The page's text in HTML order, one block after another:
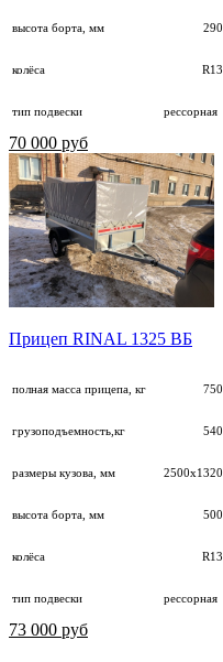
высота борта, мм 290
колёса R13
тип подвески рессорная
70 000 руб
Прицеп RINAL 1325 ВБ
полная масса прицепа, кг 750
грузоподъемность,кг 540
размеры кузова, мм 2500х1320
высота борта, мм 500
колёса R13
тип подвески рессорная
73 000 руб